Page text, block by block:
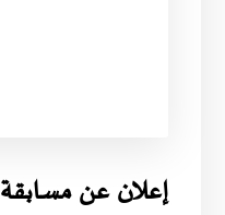
إعلان عن مسابقة